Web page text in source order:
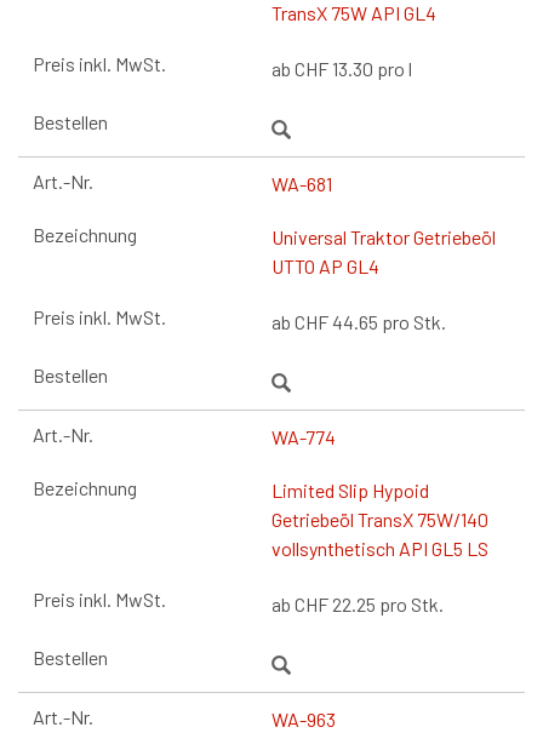
TransX 75W API GL4
ab CHF 13.30 pro l
WA-681
Universal Traktor Getriebeöl
UTTO AP GL4
ab CHF44.65 pro Stk.
WA-774
Limited Slip Hypoid
Getriebeöl TransX 75W/140
vollsynthetisch API GL5 LS
ab CHF 22.25 pro Stk.
WA-963